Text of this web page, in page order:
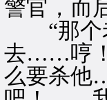
警官，而
“那个
去……哼！
么要杀